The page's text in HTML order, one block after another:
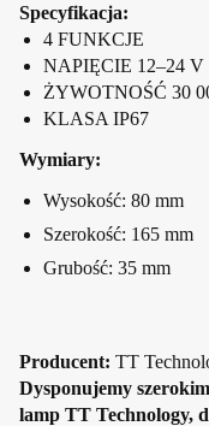
Specyfikacja:
4 FUNKCJE
NAPIĘCIE 12–24 V
ŻYWOTNOŚĆ 30
KLASA IP67
Wymiary:
Wysokość: 80 mm
Szerokość: 165 mm
Grubość: 35 mm
Producent: TT
Dysponujemy
lamp TT Technology,